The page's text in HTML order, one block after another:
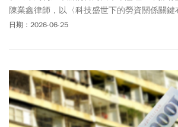
陳業鑫律師，以〈科技盛世下的勞資關係關
分享AI、新科技如何改變現代社會。
日期：2026-06-25